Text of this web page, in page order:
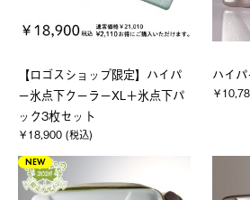
【ロゴスショップ限定】ハイパ
ー氷点下クーラーXL＋氷点下パ
ック3枚セット
￥18,900 (税込)
ハイ
￥
NEW